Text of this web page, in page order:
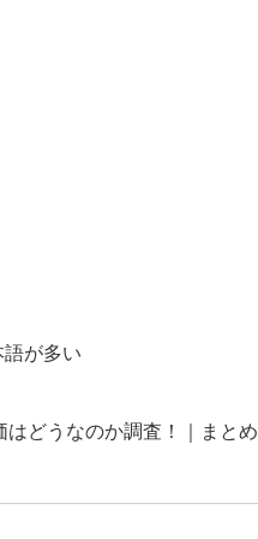
が多い
どうなのか調査！｜まとめ